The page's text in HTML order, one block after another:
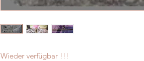
Wieder verfügbar !!!